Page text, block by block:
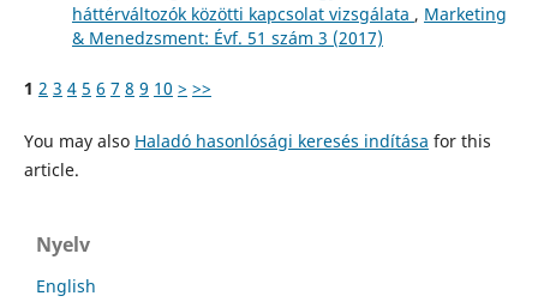
háttérváltozók közötti kapcsolat vizsgálata , Marketing
& Menedzsment: Évf. 51 szám 3 (2017)
1 2 3 4 5 6 7 8 9 10 > >>
You may also Haladó hasonlósági keresés indítása for this
article.
Nyelv
English